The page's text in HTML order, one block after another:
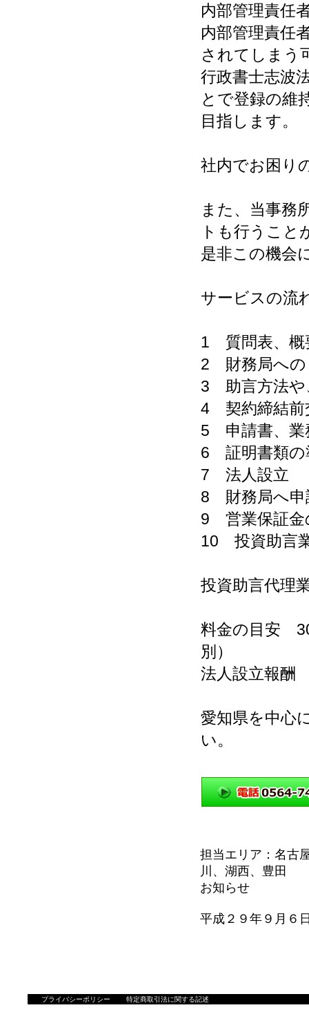
内部管理責任
内部管理責任
されてしまう
行政書士志波
とで登録の維
目指します。
社内でお困り
また、当事務
トも行うこと
是非この機会
サービスの流
1 質問表、概
2 財務局への
3 助言方法や
4 契約締結前
5 申請書、業
6 証明書類の
7 法人設立
8 財務局へ申
9 営業保証金
10 投資助言
投資助言代理
料金の目安
別）
法人設立報酬
愛知県を中心
い。
担当エリア：名古
川、湖西、豊田
お知らせ
平成２９年９月
プライバシーポリシー 特定商取引法に関する記述